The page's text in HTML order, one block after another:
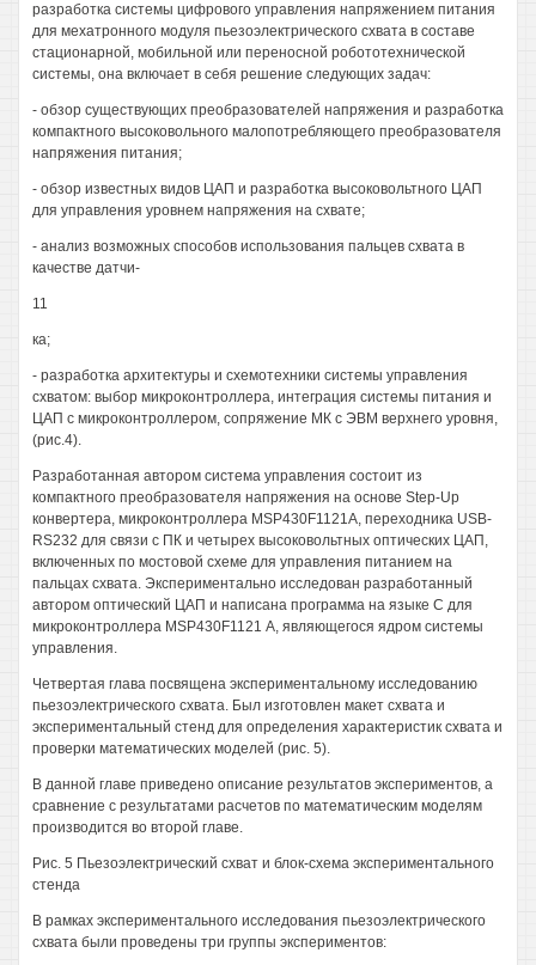
разработка системы цифрового управления напряжением питания
для мехатронного модуля пьезоэлектрического схвата в составе
стационарной, мобильной или переносной робототехнической
системы, она включает в себя решение следующих задач:
- обзор существующих преобразователей напряжения и разработка
компактного высоковольного малопотребляющего преобразователя
напряжения питания;
- обзор известных видов ЦАП и разработка высоковольтного ЦАП
для управления уровнем напряжения на схвате;
- анализ возможных способов использования пальцев схвата в
качестве датчи-
11
ка;
- разработка архитектуры и схемотехники системы управления
схватом: выбор микроконтроллера, интеграция системы питания и
ЦАП с микроконтроллером, сопряжение МК с ЭВМ верхнего уровня,
(рис.4).
Разработанная автором система управления состоит из
компактного преобразователя напряжения на основе Step-Up
конвертера, микроконтроллера MSP430F1121A, переходника USB-
RS232 для связи с ПК и четырех высоковольтных оптических ЦАП,
включенных по мостовой схеме для управления питанием на
пальцах схвата. Экспериментально исследован разработанный
автором оптический ЦАП и написана программа на языке С для
микроконтроллера MSP430F1121 А, являющегося ядром системы
управления.
Четвертая глава посвящена экспериментальному исследованию
пьезоэлектрического схвата. Был изготовлен макет схвата и
экспериментальный стенд для определения характеристик схвата и
проверки математических моделей (рис. 5).
В данной главе приведено описание результатов экспериментов, а
сравнение с результатами расчетов по математическим моделям
производится во второй главе.
Рис. 5 Пьезоэлектрический схват и блок-схема экспериментального
стенда
В рамках экспериментального исследования пьезоэлектрического
схвата были проведены три группы экспериментов: